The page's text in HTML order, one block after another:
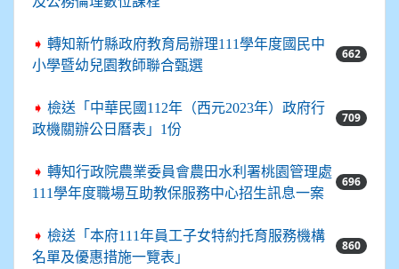
➧ 轉知新竹縣政府教育局辦理111學年度國民中
小學暨幼兒園教師聯合甄選
662
➧ 檢送「中華民國112年（西元2023年）政府行
政機關辦公日曆表」1份
709
➧ 轉知行政院農業委員會農田水利署桃園管理處
111學年度職場互助教保服務中心招生訊息一案
696
➧ 檢送「本府111年員工子女特約托育服務機構
名單及優惠措施一覽表」
860